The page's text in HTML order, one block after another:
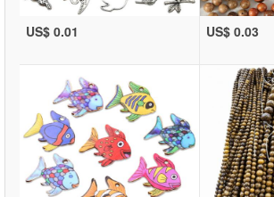
US$ 0.01 US$ 0.03